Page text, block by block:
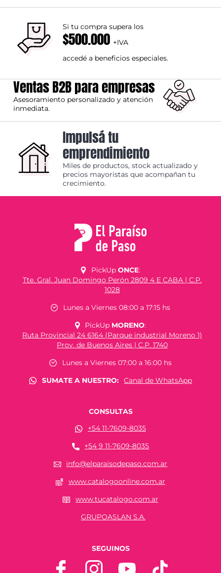
Si tu compra supera los
$500.000 +IVA
accedé a beneficios especiales.
Ventas B2B para empresas
Asesoramiento personalizado y atención
inmediata.
Impulsá tu
emprendimiento
Miles de productos, stock actualizado y
precios mayoristas que acompañan tu
crecimiento.
PickUp ONCE:
Tte. Gral. Juan Domingo Perón 2809 4 E CABA | C.P.
1028
Lunes a Viernes 08:00 a 17:15 hs
PickUp MORENO:
Ruta Provincial 24 6164 (Parque industrial Moreno 1)
Prov. de Buenos Aires | C.P. 1740
Lunes a Viernes 07:00 a 16:00 hs
SUMATE A NUESTRO:
Canal de WhatsApp
CONSULTAS
+54 11-7609-8035
+54 9 11-7609-8035
info@elparaisodepaso.com.ar
www.catalogoonline.com.ar
www.tucatalogo.com.ar
GRUPOASLAN S.A.
SEGUINOS